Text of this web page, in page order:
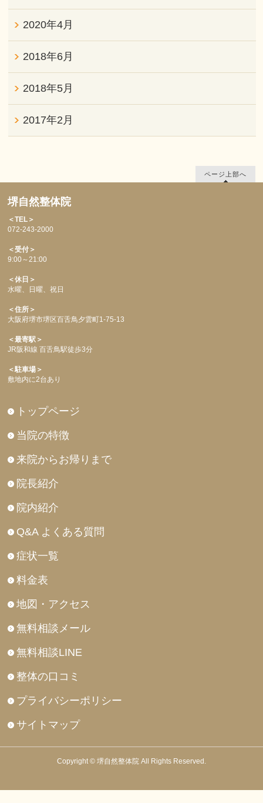
2020年4月
2018年6月
2018年5月
2017年2月
ページ上部へ
堺自然整体院
＜TEL＞
072-243-2000
＜受付＞
9:00～21:00
＜休日＞
水曜、日曜、祝日
＜住所＞
大阪府堺市堺区百舌鳥夕雲町1-75-13
＜最寄駅＞
JR阪和線 百舌鳥駅徒歩3分
＜駐車場＞
敷地内に2台あり
トップページ
当院の特徴
来院からお帰りまで
院長紹介
院内紹介
Q&A よくある質問
症状一覧
料金表
地図・アクセス
無料相談メール
無料相談LINE
整体の口コミ
プライバシーポリシー
サイトマップ
Copyright © 堺自然整体院 All Rights Reserved.